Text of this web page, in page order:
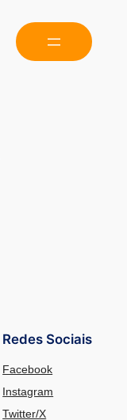
Redes Sociais
Facebook
Instagram
Twitter/X